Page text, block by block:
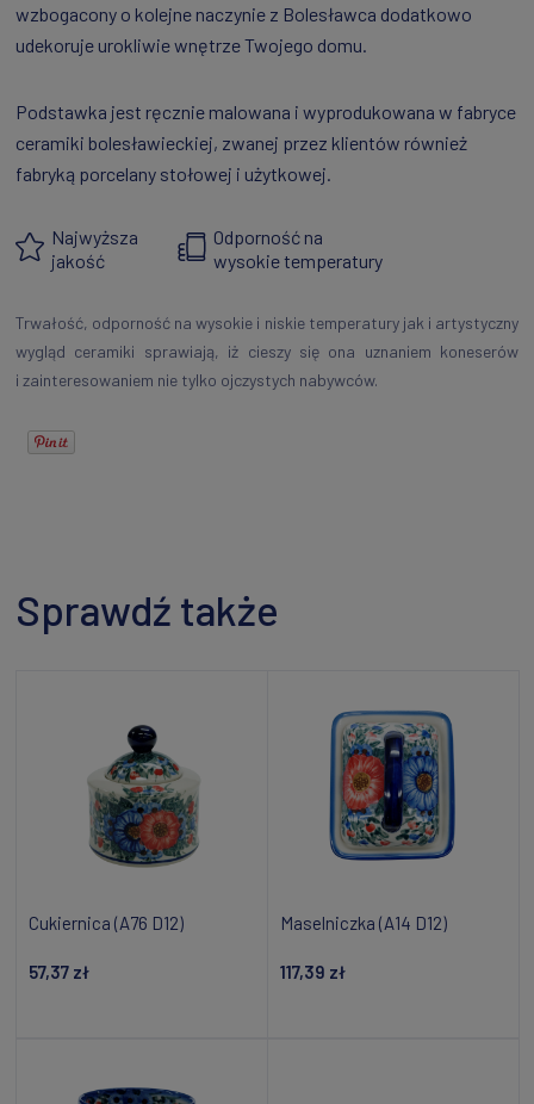
wzbogacony o kolejne naczynie z Bolesławca dodatkowo
udekoruje urokliwie wnętrze Twojego domu.
Podstawka jest ręcznie malowana i wyprodukowana w fabryce
ceramiki bolesławieckiej, zwanej przez klientów również
fabryką porcelany stołowej i użytkowej.
Najwyższa
jakość
Odporność na
wysokie temperatury
Trwałość, odporność na wysokie i niskie temperatury jak i artystyczny
wygląd ceramiki sprawiają, iż cieszy się ona uznaniem koneserów
i zainteresowaniem nie tylko ojczystych nabywców.
Sprawdź także
Cukiernica (A76 D12)
57,37 zł
Maselniczka (A14 D12)
117,39 zł